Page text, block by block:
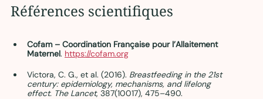
Références scientifiques
Cofam – Coordination Française pour l’Allaitement
Maternel. https://cofam.org
Victora, C. G., et al. (2016). Breastfeeding in the 21st
century: epidemiology, mechanisms, and lifelong
effect. The Lancet, 387(10017), 475–490.